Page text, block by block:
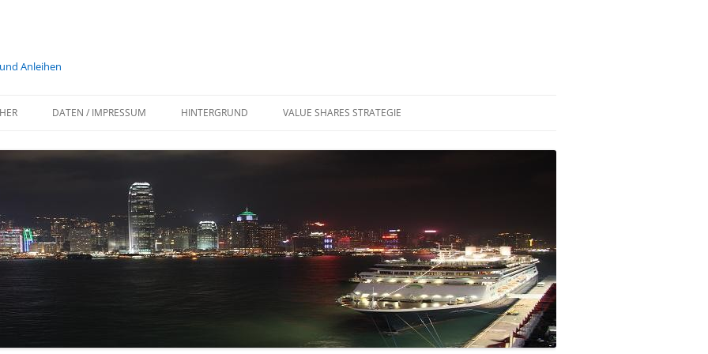
Anleihen
DATEN / IMPRESSUM HINTERGRUND VALUE SHARES STRATEGIE